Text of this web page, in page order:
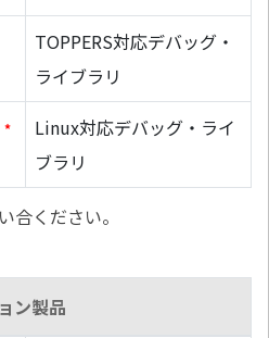
TOPPERS対応デバッグ・
ライブラリ
*
Linux対応デバッグ・ライ
ブラリ
ください。
ン製品